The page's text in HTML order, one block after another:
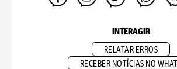
INTERAGIR
RELATAR ERROS
RECEBER NOTÍCIAS NO